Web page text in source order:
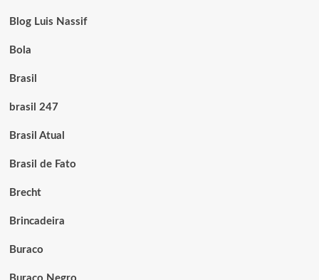
Blog Luis Nassif
Bola
Brasil
brasil 247
Brasil Atual
Brasil de Fato
Brecht
Brincadeira
Buraco